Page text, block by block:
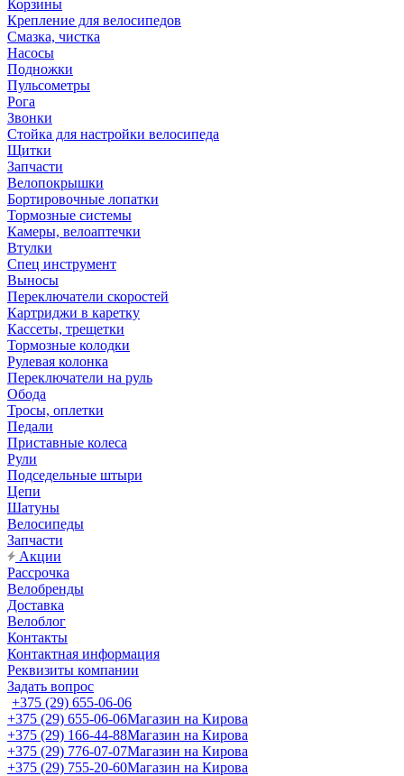
Корзины
Крепление для велосипедов
Смазка, чистка
Насосы
Подножки
Пульсометры
Рога
Звонки
Стойка для настройки велосипеда
Щитки
Запчасти
Велопокрышки
Бортировочные лопатки
Тормозные системы
Камеры, велоаптечки
Втулки
Спец инструмент
Выносы
Переключатели скоростей
Картриджи в каретку
Кассеты, трещетки
Тормозные колодки
Рулевая колонка
Переключатели на руль
Обода
Тросы, оплетки
Педали
Приставные колеса
Рули
Подседельные штыри
Цепи
Шатуны
Велосипеды
Запчасти
Акции
Рассрочка
Велобренды
Доставка
Велоблог
Контакты
Контактная информация
Реквизиты компании
Задать вопрос
+375 (29) 655-06-06
+375 (29) 655-06-06Магазин на Кирова
+375 (29) 166-44-88Магазин на Кирова
+375 (29) 776-07-07Магазин на Кирова
+375 (29) 755-20-60Магазин на Кирова